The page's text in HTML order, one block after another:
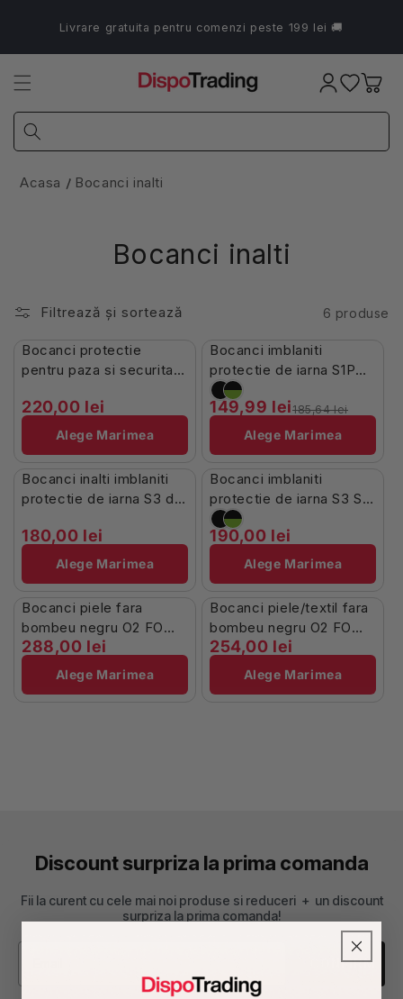
conținutLivrare gratuita pentru comenzi peste 199 lei 🚚
Coș
Acasa Bocanci inalti
Bocanci inalti
Filtrează și sortează 6 produse
Bocanci protectie
pentru paza si securitate
Vigili
220,00 lei
Alege Marimea
-19%
Bocanci imblaniti
protectie de iarna S1P
din piele New Jilin
149,99 lei185,64 lei
Alege Marimea
Bocanci inalti imblaniti
protectie de iarna S3 din
180,00 lei
Alege Marimea
Bocanci imblaniti
protectie de iarna S3 SR
FO CI New Jilin
190,00 lei
Alege Marimea
Bocanci piele fara
bombeu negru O2 FO
SRC Sirin Diegis
288,00 lei
Alege Marimea
Bocanci piele/textil fara
bombeu negru O2 FO
SRC Sirin Decebal
254,00 lei
Alege Marimea
Discount surpriza la prima comanda
Fii la curent cu cele mai noi produse si reduceri + un discount
surpriza la prima comanda!
CONFIRM